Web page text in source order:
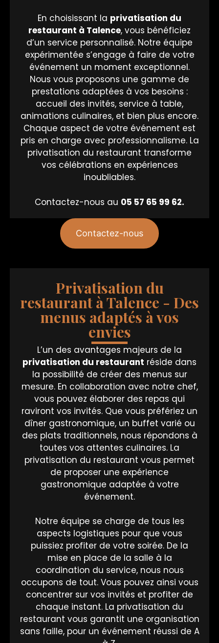
En choisissant la privatisation du
restaurant à Talence, vous bénéficiez
d’un service personnalisé. Notre équipe
expérimentée s’engage à faire de votre
événement un moment exceptionnel.
Nous vous proposons une gamme de
prestations adaptées à vos besoins :
accueil des invités, service à table,
animations culinaires, et bien plus encore.
Chaque aspect de votre événement est
pris en charge avec professionnalisme. La
privatisation du restaurant transforme
vos célébrations en expériences
inoubliables.
Contactez-nous au 05 57 65 99 62.
Contactez-nous
Privatisation du
restaurant à Talence - Des
menus adaptés à vos
envies
L’un des avantages majeurs de la
privatisation du restaurant réside dans
la possibilité de créer des menus sur
mesure. En collaboration avec notre chef,
vous pouvez élaborer des repas qui
raviront vos invités. Que vous préfériez un
dîner gastronomique, un buffet varié ou
des plats traditionnels, nous répondons à
toutes vos attentes culinaires. La
privatisation du restaurant vous permet
de proposer une expérience
gastronomique adaptée à votre
événement.
Notre équipe se charge de tous les
aspects logistiques pour que vous
puissiez profiter de votre soirée. De la
mise en place de la salle à la
coordination du service, nous nous
occupons de tout. Vous pouvez ainsi vous
concentrer sur vos invités et profiter de
chaque instant. La privatisation du
restaurant vous garantit une organisation
sans faille, pour un événement réussi de A